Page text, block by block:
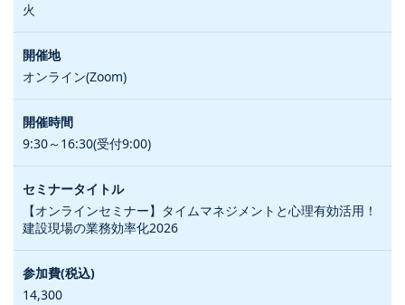
火
オンライン(Zoom)
9:30～16:30(受付9:00)
【オンラインセミナー】タイムマネジメントと心理有効活用！
建設現場の業務効率化2026
14,300